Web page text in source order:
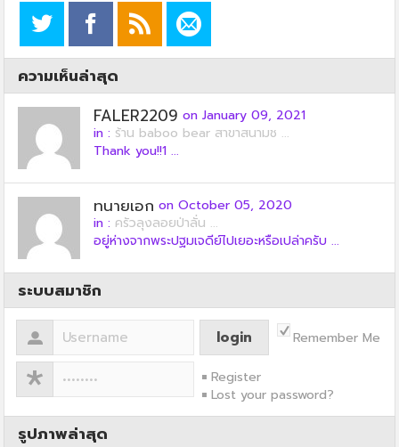
ความเห็นล่าสุด
FALER2209 on January 09, 2021
in : ร้าน baboo bear สาขาสนามช ...
Thank you!!1 ...
ทนายเอก on October 05, 2020
in : ครัวลุงลอยป่าลั่น ...
อยู่ห่างจากพระปฐมเจดีย์ไปเยอะหรือเปล่าครับ ...
ระบบสมาชิก
Remember Me
Register
Lost your password?
รูปภาพล่าสุด